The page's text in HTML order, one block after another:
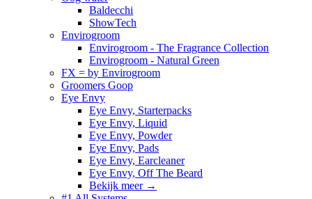
Baldecchi
ShowTech
Envirogroom
Envirogroom - The Fragrance Collection
Envirogroom - Natural Green
FX = by Envirogroom
Groomers Goop
Eye Envy
Eye Envy, Starterpacks
Eye Envy, Liquid
Eye Envy, Powder
Eye Envy, Pads
Eye Envy, Earcleaner
Eye Envy, Off The Beard
Bekijk meer →